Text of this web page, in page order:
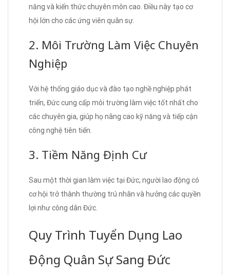
năng và kiến thức chuyên môn cao. Điều này tạo cơ
hội lớn cho các ứng viên quân sự.
2. Môi Trường Làm Việc Chuyên
Nghiệp
Với hệ thống giáo dục và đào tạo nghề nghiệp phát
triển, Đức cung cấp môi trường làm việc tốt nhất cho
các chuyên gia, giúp họ nâng cao kỹ năng và tiếp cận
công nghệ tiên tiến.
3. Tiềm Năng Định Cư
Sau một thời gian làm việc tại Đức, người lao động có
cơ hội trở thành thường trú nhân và hưởng các quyền
lợi như công dân Đức.
Quy Trình Tuyển Dụng Lao
Động Quân Sự Sang Đức